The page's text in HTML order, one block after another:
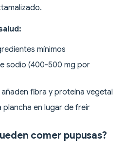
mínimos
sodio (400-500 mg por
fibra y proteína vegetal
plancha en lugar de freír
comer pupusas?